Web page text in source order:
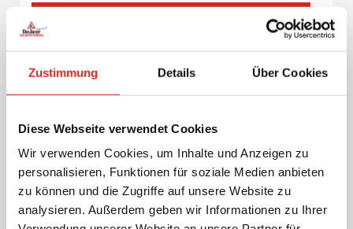
Zustimmung Details Über Cookies
Diese Webseite verwendet Cookies
Wir verwenden Cookies, um Inhalte und Anzeigen zu
personalisieren, Funktionen für soziale Medien anbieten
zu können und die Zugriffe auf unsere Website zu
analysieren. Außerdem geben wir Informationen zu Ihrer
Weitere Informationen
Gabelstapler FG25NT (Gas)
Elektro-, Diesel- und gasbetriebene Gabelstapler